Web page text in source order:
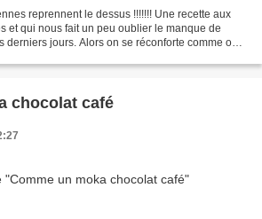
reprennent le dessus !!!!!!! Une recette aux
et qui nous fait un peu oublier le manque de
derniers jours. Alors on se réconforte comme on
chocolat café